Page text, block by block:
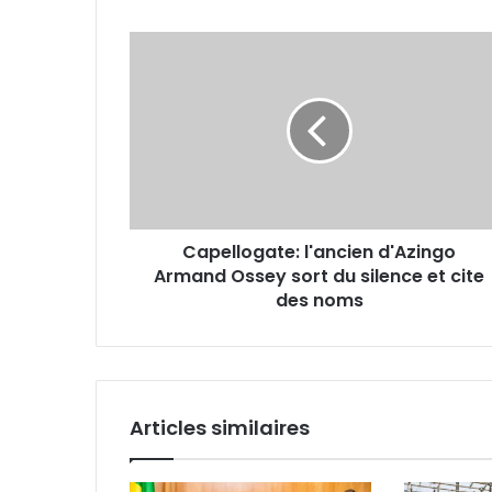
et
Capellogate: l'ancien d'Azingo
Armand Ossey sort du silence et cite
des noms
Articles similaires